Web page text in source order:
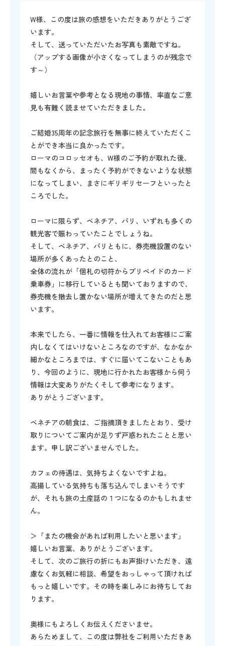
W様、この度は旅の感想をいただきありがとうござ
います。
そして、送っていただいたお写真も素敵ですね。
（アップする画像が小さくなってしまうのが残念で
す～）
嬉しいお言葉や参考となる現地の事情、率直なご意
見も有難く読ませていただきました。
ご結婚35周年の記念旅行を無事に終えていただくこ
とができ本当に良かったです。
ローマのコロッセオも、W様のご予約が取れた後、
間もなくから、まったく予約ができないような状態
になってしまい、まさにギリギリセーフといったと
ころでした。
ローマに限らず、ベネチア、パリ、いずれも多くの
観光客で賑わっていたことでしょうね。
そして、ベネチア、パリともに、券売機設置のない
場所が多くあったとのこと、
全体の流れが「個札の切符からプリペイドのカード
乗車券」に移行しているとも聞いておりますので、
券売機を撤去し置かない場所が増えてきたのだと思
います。
本来でしたら、一番に情報を仕入れてお客様にご案
内しなくてはいけないところなのですが、なかなか
細かなところまでは、すぐに届いてこないこともあ
り、今回のように、現地に行かれたお客様から伺う
情報は大変ありがたくそして参考になります。
ありがとうございます。
ベネチアの朝食は、ご指摘頂きましたとおり、受け
取りについてご案内が足りず戸惑われたことと思い
ます。申し訳ございませんでした。
カフェの待遇は、気持ちよくないですよね。
高揚している気持ちも落ち込んでしまいそうです
が、それも旅の土産話の１つになるのかもしれませ
ん。
＞「またの機会があれば利用したいと思います」
嬉しいお言葉、ありがとうございます。
そして、次のご旅行の折にもお声掛けいただき、遠
慮なくお気軽に相談、希望をおっしゃって頂ければ
もっと嬉しいです。その時を楽しみにお待ちしてお
ります。
奥様にもよろしくお伝えくださいませ。
あらためまして、この度は弊社をご利用いただきあ